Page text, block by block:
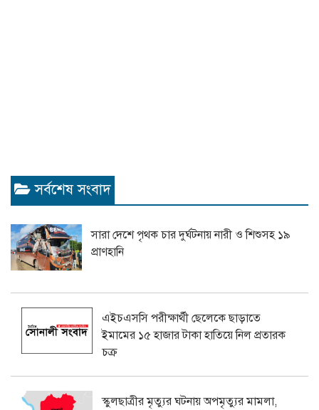
সর্বশেষ সংবাদ
সারা দেশে পৃথক চার দুর্ঘটনায় নারী ও শিশুসহ ১৯
প্রাণহানি
এইচএসসি পরীক্ষার্থী ছেলেকে ছাড়াতে
ইমামের ১৫ হাজার টাকা হাতিয়ে নিল প্রতারক
চক্র
স্কুলছাত্রীর মৃত্যুর ঘটনায় অপমৃত্যুর মামলা,